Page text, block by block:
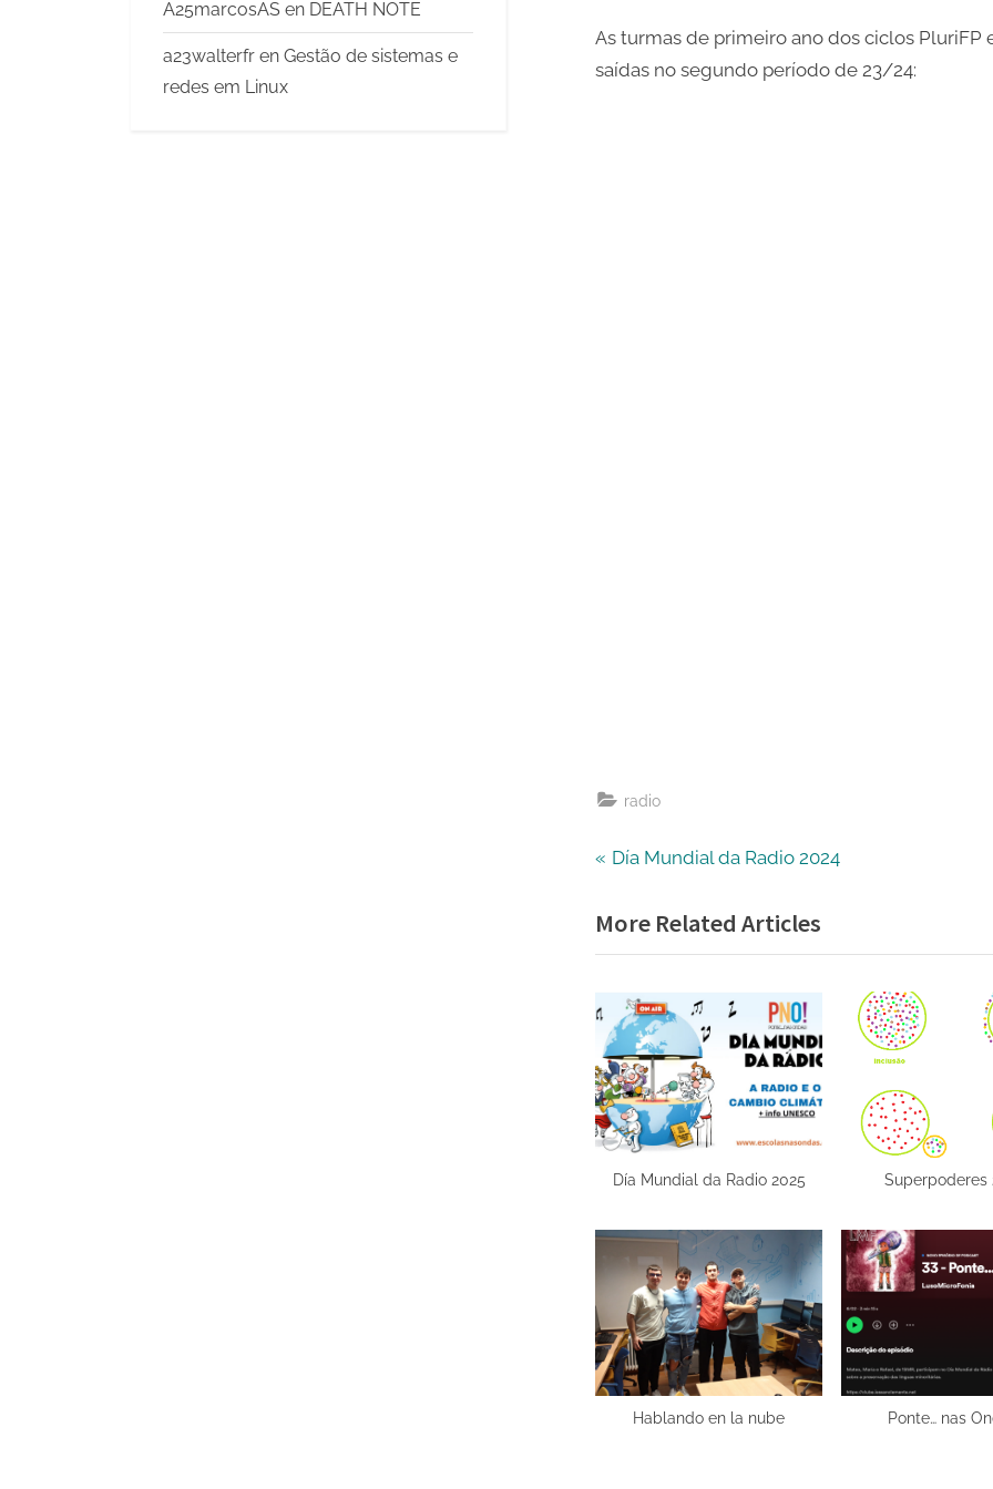
As turmas de primeiro ano dos ciclos PluriFP
saídas no segundo período de 23/24:
radio
Navegación
de
entradas
P
e
v
o
u
s
P
o
s
:
Día Mundial da Radio 2024
More Related Articles
Día Mundial da Radio 2025 Superpoderes
Hablando en la nube Ponte… nas
A25marcosAS en DEATH NOTE
a23walterfr en Gestão de sistemas e
redes em Linux